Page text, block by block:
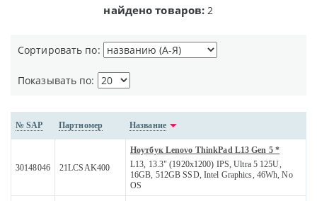
найдено товаров: 2
Сортировать по:
Показывать по:
№ SAP Партномер Название
30148046 21LCSAK400
Ноутбук Lenovo ThinkPad L13 Gen 5 *
L13, 13.3" (1920x1200) IPS, Ultra 5 125U,
16GB, 512GB SSD, Intel Graphics, 46Wh, No
OS